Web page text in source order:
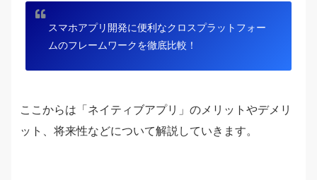
スマホアプリ開発に便利なクロスプラットフォー
ムのフレームワークを徹底比較！
ここからは「ネイティブアプリ」のメリットやデメリ
ット、将来性などについて解説していきます。